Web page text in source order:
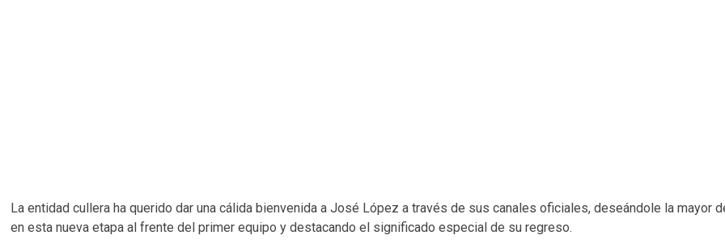
La entidad cullera ha querido dar una cálida bienvenida a José López a través de sus canales oficiales, deseándole la mayor
en esta nueva etapa al frente del primer equipo y destacando el significado especial de su regreso.